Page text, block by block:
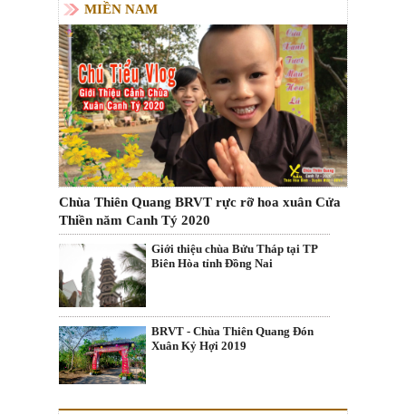
MIỀN NAM
Chùa Thiên Quang BRVT rực rỡ hoa xuân Cửa
Thiền năm Canh Tý 2020
Giới thiệu chùa Bửu Tháp tại TP
Biên Hòa tỉnh Đồng Nai
BRVT - Chùa Thiên Quang Đón
Xuân Kỷ Hợi 2019